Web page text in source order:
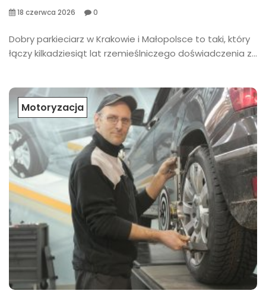
18 czerwca 2026 0
​Dobry parkieciarz w Krakowie i Małopolsce to taki, który
łączy kilkadziesiąt lat rzemieślniczego doświadczenia z...
Motoryzacja